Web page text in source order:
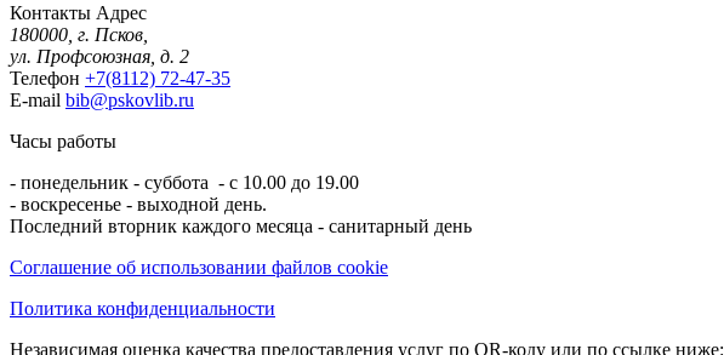
Контакты Адрес
180000, г. Псков,
ул. Профсоюзная, д. 2
Телефон +7(8112) 72-47-35
E-mail bib@pskovlib.ru
Часы работы
- понедельник - суббота - с 10.00 до 19.00
- воскресенье - выходной день.
Последний вторник каждого месяца - санитарный день
Соглашение об использовании файлов cookie
Политика конфиденциальности
Независимая оценка качества предоставления услуг по QR-коду или по ссылке ниже: